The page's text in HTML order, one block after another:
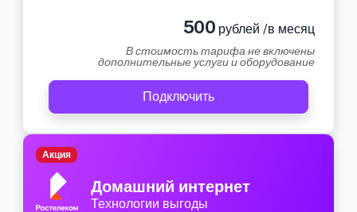
500 рублей /в месяц
В стоимость тарифа не включены
дополнительные услуги и оборудование
Подключить
Домашний интернет
Технологии выгоды
Акция